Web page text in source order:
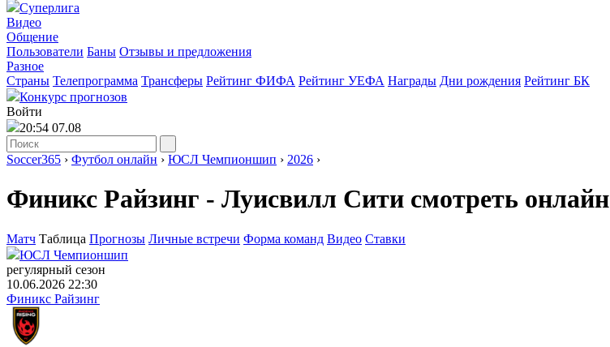
Суперлига
Видео
Общение
Пользователи Баны Отзывы и предложения
Разное
Страны Телепрограмма Трансферы Рейтинг ФИФА Рейтинг УЕФА Награды Дни рождения Рейтинг БК
Конкурс прогнозов
Войти
20:54 07.08
Soccer365 › Футбол онлайн › ЮСЛ Чемпионшип › 2026 ›
Финикс Райзинг - Луисвилл Сити смотреть онлайн
Матч Таблица Прогнозы Личные встречи Форма команд Видео Ставки
ЮСЛ Чемпионшип
регулярный сезон
10.06.2026 22:30
Финикс Райзинг